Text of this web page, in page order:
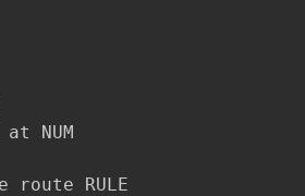
NUM
route RULE